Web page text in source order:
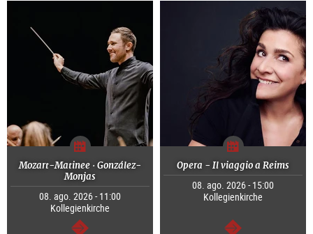
Mozart-Matinee · González-
Monjas
08. ago. 2026 - 11:00
Kollegienkirche
Opera - Il viaggio a Reims
08. ago. 2026 - 15:00
Kollegienkirche